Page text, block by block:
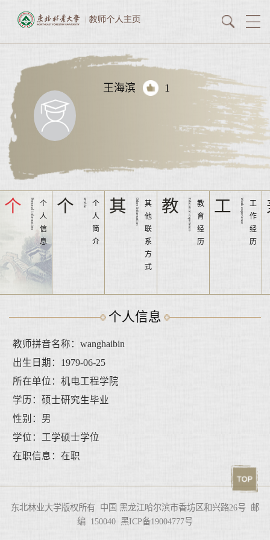
王海滨 1
个 Personal information
个
人
信
息
个 Profile
个
人
简
介
其 Other Information
其
他
联
系
方
式
教 Education experience
教
育
经
历
工 Work experience
工
作
经
历
个人信息
教师拼音名称：wanghaibin
出生日期：1979-06-25
所在单位：机电工程学院
学历：硕士研究生毕业
性别：男
学位：工学硕士学位
在职信息：在职
东北林业大学版权所有 中国 黑龙江哈尔滨市香坊区和兴路26号 邮
编 150040 黑ICP备19004777号